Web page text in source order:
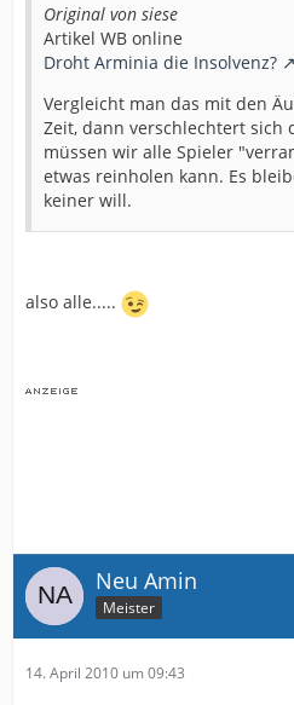
Original von siese
Artikel WB online
Droht Arminia die Insolvenz?
Vergleicht man das mit den
Zeit, dann verschlechtert sich
müssen wir alle Spieler
etwas reinholen kann. Es
keiner will.
also alle.....
Neu Amin
Meister
14. April 2010 um 09:43